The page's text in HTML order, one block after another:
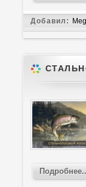
Добавил: